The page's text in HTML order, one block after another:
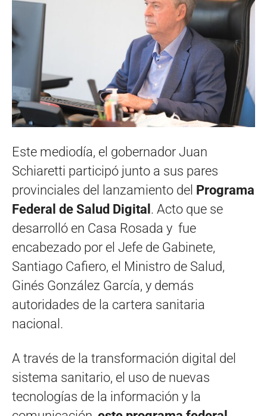
Este mediodía, el gobernador Juan
Schiaretti participó junto a sus pares
provinciales del lanzamiento del Programa
Federal de Salud Digital . Acto que se
desarrolló en Casa Rosada y fue
encabezado por el Jefe de Gabinete,
Santiago Cafiero, el Ministro de Salud,
Ginés González García, y demás
autoridades de la cartera sanitaria
nacional.
A través de la transformación digital del
sistema sanitario, el uso de nuevas
tecnologías de la información y la